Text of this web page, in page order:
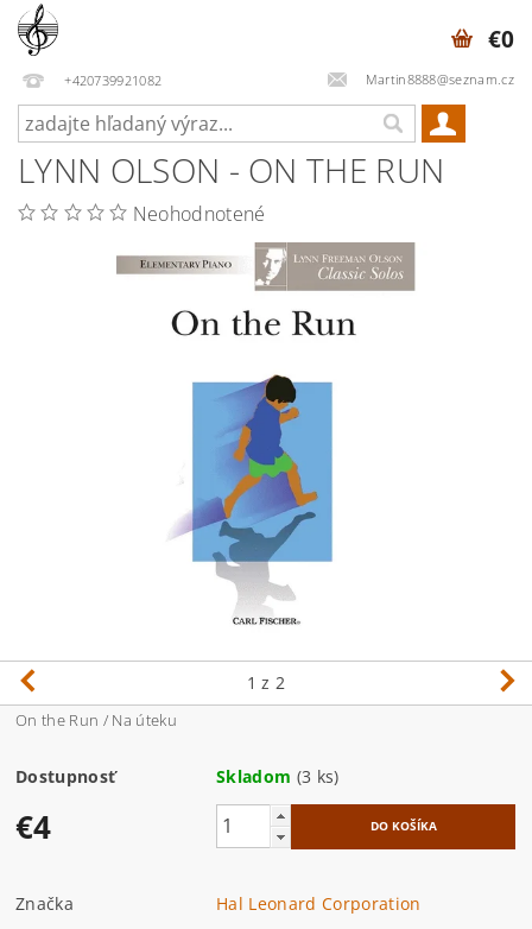
+420739921082 Martin8888@seznam.cz
€0
LYNN OLSON - ON THE RUN
Neohodnotené
1 z 2
On the Run / Na úteku
Dostupnosť Skladom (3 ks)
€4
Značka
Hal Leonard Corporation